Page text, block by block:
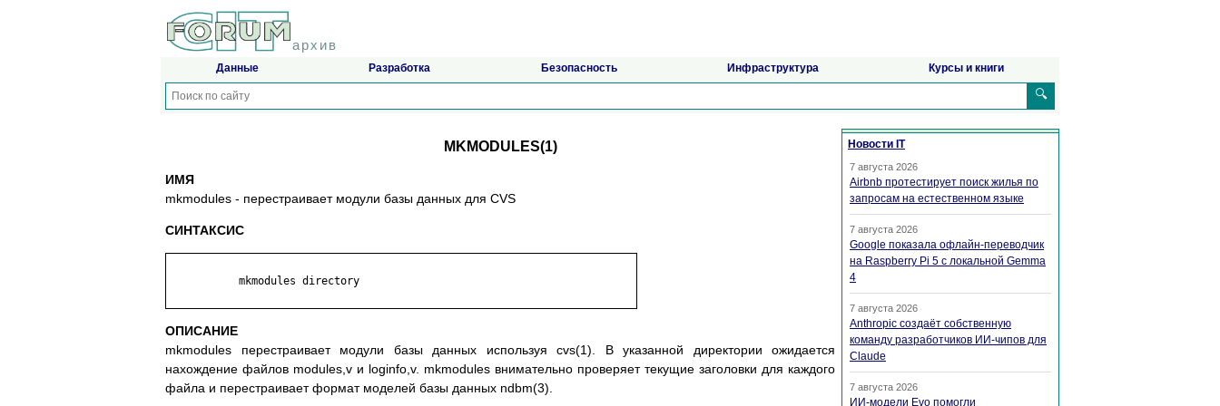
архив
Данные Разработка Безопасность Инфраструктура Курсы и книги
🔍
MKMODULES(1)
ИМЯ
mkmodules - перестраивает модули базы данных для CVS
СИНТАКСИС
           mkmodules directory
ОПИСАНИЕ
mkmodules перестраивает модули базы данных используя cvs(1). В указанной директории ожидается
нахождение файлов modules,v и loginfo,v. mkmodules внимательно проверяет текущие заголовки для каждого
файла и перестраивает формат моделей базы данных ndbm(3).
Новости IT
7 августа 2026
Airbnb протестирует поиск жилья по
запросам на естественном языке
7 августа 2026
Google показала офлайн-переводчик
на Raspberry Pi 5 с локальной Gemma
4
7 августа 2026
Anthropic создаёт собственную
команду разработчиков ИИ-чипов для
Claude
7 августа 2026
ИИ-модели Evo помогли